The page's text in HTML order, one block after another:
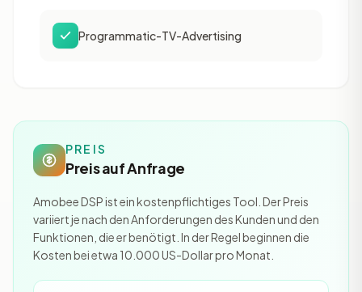
Programmatic-TV-Advertising
PREIS
Preis auf Anfrage
Amobee DSP ist ein kostenpflichtiges Tool. Der Preis
variiert je nach den Anforderungen des Kunden und den
Funktionen, die er benötigt. In der Regel beginnen die
Kosten bei etwa 10.000 US-Dollar pro Monat.